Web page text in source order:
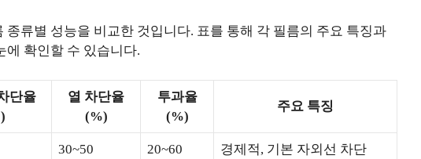
종류별 성능을 비교한 것입니다. 표를 통해 각 필름의 주요 특징과
에 확인할 수 있습니다.
단율
열 차단율
(%)
투과율
(%)
주요 특징
30~50 20~60 경제적, 기본 자외선 차단